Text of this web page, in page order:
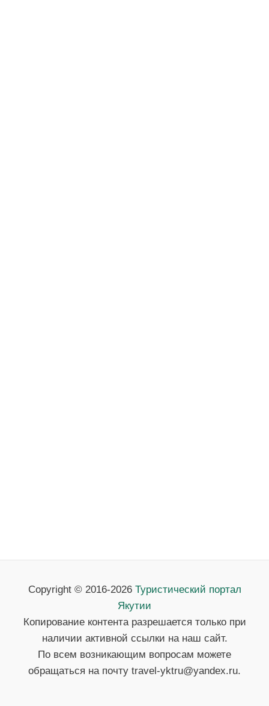
Copyright © 2016-2026 Туристический портал
Якутии
Копирование контента разрешается только при
наличии активной ссылки на наш сайт.
По всем возникающим вопросам можете
обращаться на почту travel-yktru@yandex.ru.